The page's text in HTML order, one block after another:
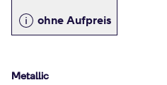
ohne Aufpreis
Metallic